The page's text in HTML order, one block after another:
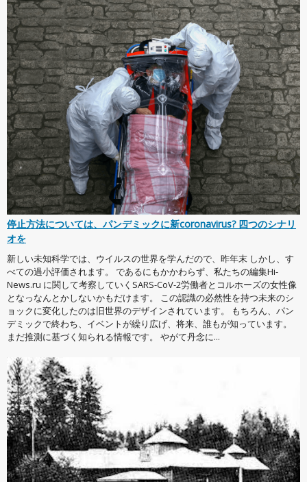
停止方法については、パンデミックに新coronavirus? 四つのシナリ
オを
新しい未知科学では、ウイルスの世界を学んだので、昨年末 しかし、す
べての過小評価されます。 であるにもかかわらず、私たちの編集Hi-
News.ru に関して考察していくSARS-CoV-2労働者とコルホーズの女性像
となっなんとかしないかもだけます。 この認識の必然性を持つ未来のシ
ョックに変化したのは旧世界のデザインされています。 もちろん、パン
デミックで終わち、イベントが繰り広げ、将来、誰もが知っています。
まだ推測に基づく知られる情報です。 やがて丹念に...